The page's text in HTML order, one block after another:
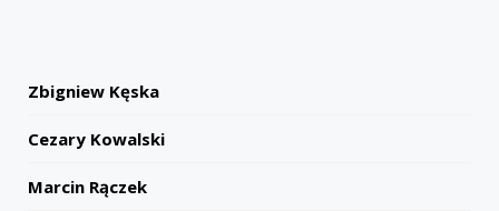
Zbigniew Kęska
Cezary Kowalski
Marcin Rączek